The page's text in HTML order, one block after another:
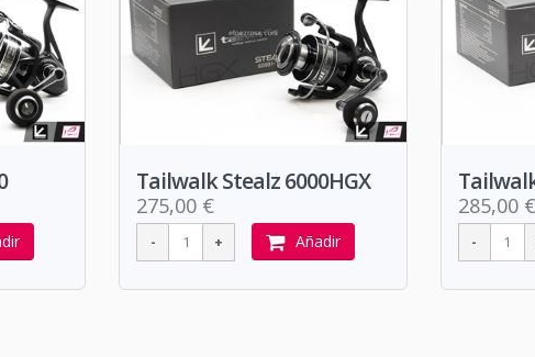
Tailwalk Stealz 6000HGX
275,00 €
Añadir
285,00 €